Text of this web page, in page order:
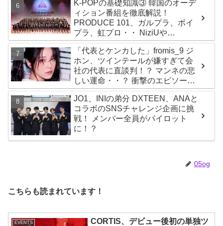
K-POPの基礎知識③ 韓国のオーデ
ィション番組を徹底解説！
PRODUCE 101、ガルプラ、ボイ
プラ、虹プロ・・ NiziUや
Kep1er、ZEROBASEONEら人気
グループが続々と誕生！ JO1や
INI、ME:Iを生んだ日プまで一挙紹
介
「代表とケンカした」fromis_9 ジ
ホン、ツインテールが嫌すぎて会
社の代表に直談判！？ マンネの悲
しい運命・・？ 衝撃のエピソード
に爆笑
JO1、INIの弟分 DXTEEN、ANAと
コラボのSNSチャレンジ企画に挑
戦！ メンバー全員がパイロット
に！？
05og
こちらも読まれています！
EVENTS
CORTIS、デビュー後初の単独ツ